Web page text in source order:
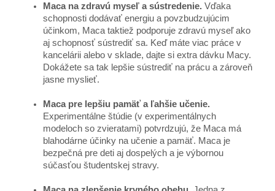
Maca na zdravú myseľ a sústredenie. Vďaka
schopnosti dodávať energiu a povzbudzujúcim
účinkom, Maca taktiež podporuje zdravú myseľ ako
aj schopnosť sústrediť sa. Keď máte viac práce v
kancelárii alebo v sklade, dajte si extra dávku Macy.
Dokážete sa tak lepšie sústrediť na prácu a zároveň
jasne myslieť.
Maca pre lepšiu pamäť a ľahšie učenie.
Experimentálne štúdie (v experimentálnych
modeloch so zvieratami) potvrdzujú, že Maca má
blahodárne účinky na učenie a pamäť. Maca je
bezpečná pre deti aj dospelých a je výbornou
súčasťou študentskej stravy.